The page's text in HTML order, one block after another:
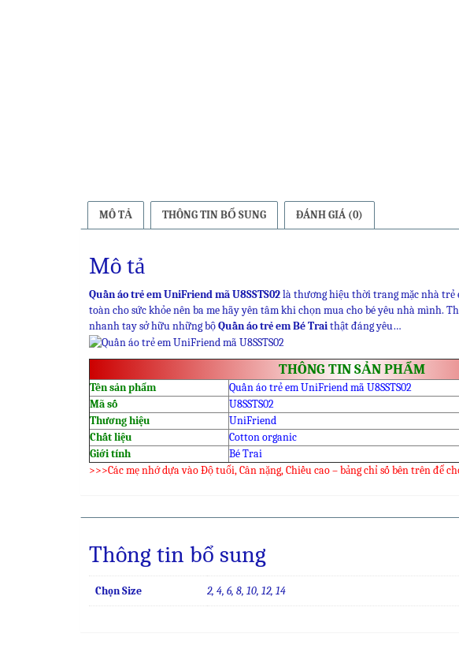
MÔ TẢ THÔNG TIN BỔ SUNG ĐÁNH GIÁ (0)
Mô tả
Quần áo trẻ em UniFriend mã U8SSTS02là thương hiệu thời trang mặc nhà trẻ
toàn cho sức khỏe nên ba me hãy yên tâm khi chọn mua cho bé yêu nhà mình.
nhanh tay sở hữu những bộQuần áo trẻ em Bé Traithật đáng yêu…
THÔNG TIN SẢN PHẨM
Tên sản phẩm
Quần áo trẻ em UniFriend mã U8SSTS02
Mã số
U8SSTS02
Thương hiệu
UniFriend
Chất liệu
Cotton organic
Giới tính
Bé Trai
>>>Các mẹ nhớ dựa vào Độ tuổi, Cân nặng, Chiều cao – bảng chỉ số bên trên để
Thông tin bổ sung
Chọn Size 2, 4, 6, 8, 10, 12, 14